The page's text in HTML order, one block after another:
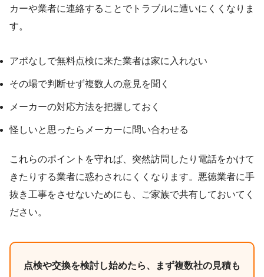
カーや業者に連絡することでトラブルに遭いにくくなりま
す。
アポなしで無料点検に来た業者は家に入れない
その場で判断せず複数人の意見を聞く
メーカーの対応方法を把握しておく
怪しいと思ったらメーカーに問い合わせる
これらのポイントを守れば、突然訪問したり電話をかけて
きたりする業者に惑わされにくくなります。悪徳業者に手
抜き工事をさせないためにも、ご家族で共有しておいてく
ださい。
点検や交換を検討し始めたら、まず複数社の見積も